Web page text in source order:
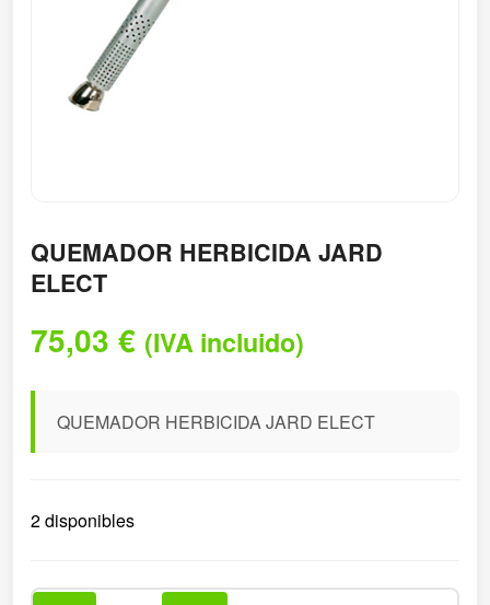
QUEMADOR HERBICIDA JARD
ELECT
75,03 € (IVA incluido)
QUEMADOR HERBICIDA JARD ELECT
2 disponibles